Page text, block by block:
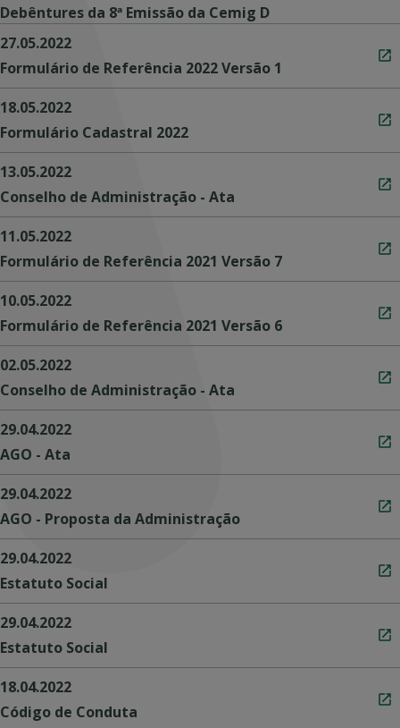
Debêntures da 8ª Emissão da Cemig D
27.05.2022
Formulário de Referência 2022 Versão 1
18.05.2022
Formulário Cadastral 2022
13.05.2022
Conselho de Administração - Ata
11.05.2022
Formulário de Referência 2021 Versão 7
10.05.2022
Formulário de Referência 2021 Versão 6
02.05.2022
Conselho de Administração - Ata
29.04.2022
AGO - Ata
29.04.2022
AGO - Proposta da Administração
29.04.2022
Estatuto Social
29.04.2022
Estatuto Social
18.04.2022
Código de Conduta